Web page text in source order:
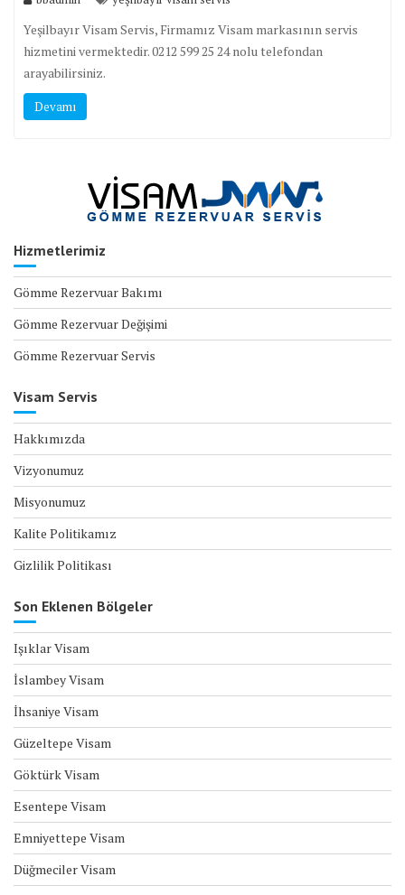
Yeşilbayır Visam Servis, Firmamız Visam markasının servis
hizmetini vermektedir. 0212 599 25 24 nolu telefondan
arayabilirsiniz.
Devamı
Hizmetlerimiz
Gömme Rezervuar Bakımı
Gömme Rezervuar Değişimi
Gömme Rezervuar Servis
Visam Servis
Hakkımızda
Vizyonumuz
Misyonumuz
Kalite Politikamız
Gizlilik Politikası
Son Eklenen Bölgeler
Işıklar Visam
İslambey Visam
İhsaniye Visam
Güzeltepe Visam
Göktürk Visam
Esentepe Visam
Emniyettepe Visam
Düğmeciler Visam